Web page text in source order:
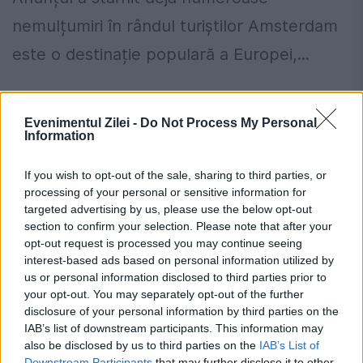
Evenimentul Zilei - Do Not Process My Personal
Information
If you wish to opt-out of the sale, sharing to third parties, or
processing of your personal or sensitive information for
targeted advertising by us, please use the below opt-out
section to confirm your selection. Please note that after your
opt-out request is processed you may continue seeing
interest-based ads based on personal information utilized by
us or personal information disclosed to third parties prior to
your opt-out. You may separately opt-out of the further
disclosure of your personal information by third parties on the
IAB’s list of downstream participants. This information may
also be disclosed by us to third parties on the IAB’s List of
nemulțumiri în rândul turiștilor Amsterdam
este o destinație populară a Europei,...
Cinci moduri de a te bucura de
Amsterdam, unul dintre cel mai